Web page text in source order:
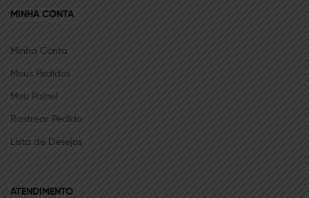
MINHA CONTA
Minha Conta
Meus Pedidos
Meu Painel
Rastrear Pedido
Lista de Desejos
ATENDIMENTO